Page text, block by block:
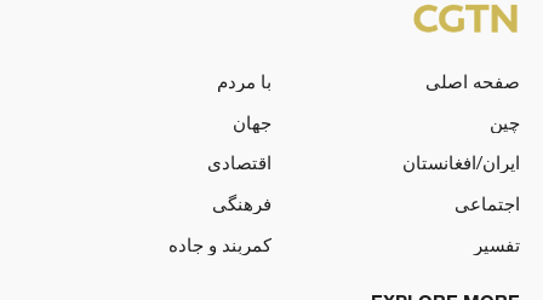
صفحه اصلی
با مردم
چین
جهان
ایران/افغانستان
اقتصادی
اجتماعی
فرهنگی
تفسیر
کمربند و جاده